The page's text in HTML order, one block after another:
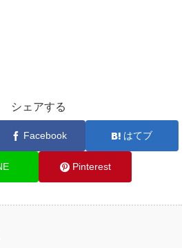
シェアする
Facebook はてブ
Pinterest